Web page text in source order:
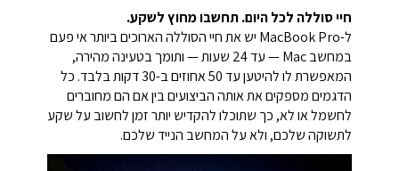
חיי סוללה לכל היום. תחשבו מחוץ לשקע.
ל-MacBook Pro יש את חיי הסוללה הארוכים ביותר אי פעם
במחשב Mac — עד 24 שעות — ותומך בטעינה מהירה,
המאפשרת לו להיטען עד 50 אחוזים ב-30 דקות בלבד. כל
הדגמים מספקים את אותה הביצועים בין אם הם מחוברים
לחשמל או לא, כך שתוכלו להקדיש יותר זמן לחשוב על שקע
לתשוקה שלכם, ולא על המחשב הנייד שלכם.